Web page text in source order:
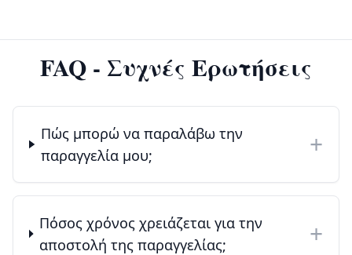
FAQ - Συχνές Ερωτήσεις
Πώς μπορώ να παραλάβω την
παραγγελία μου;
+
Πόσος χρόνος χρειάζεται για την
αποστολή της παραγγελίας;
+